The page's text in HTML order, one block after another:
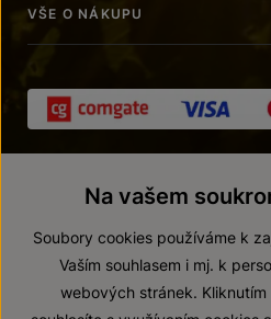
VŠE O NÁKUPU
© 2026 ZNOVÍN
Na vašem
Soubory cookies používáme k
Vaším souhlasem i mj. k
webových stránek. Kliknutím